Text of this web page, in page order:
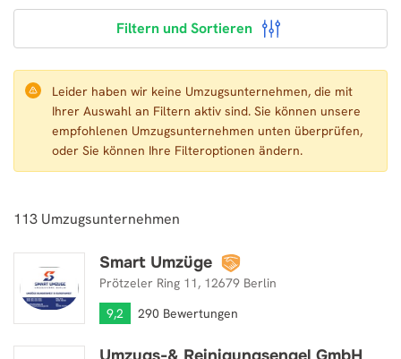
Filtern und Sortieren
Leider haben wir keine Umzugsunternehmen, die mit
Ihrer Auswahl an Filtern aktiv sind. Sie können unsere
empfohlenen Umzugsunternehmen unten überprüfen,
oder Sie können Ihre Filteroptionen ändern.
113 Umzugsunternehmen
Smart Umzüge
Prötzeler Ring 11, 12679 Berlin
9,2
290 Bewertungen
Smart Umzüge